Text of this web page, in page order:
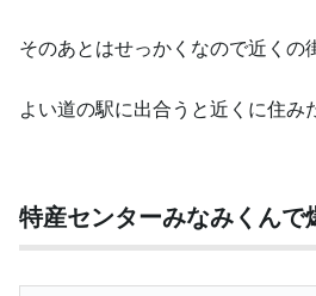
そのあとはせっかくなので近くの
よい道の駅に出合うと近くに住み
特産センターみなみくんで